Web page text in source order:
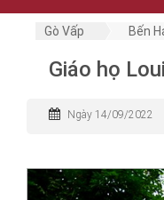
Gò Vấp Bến
Giáo họ
Ngày 14/09/2022